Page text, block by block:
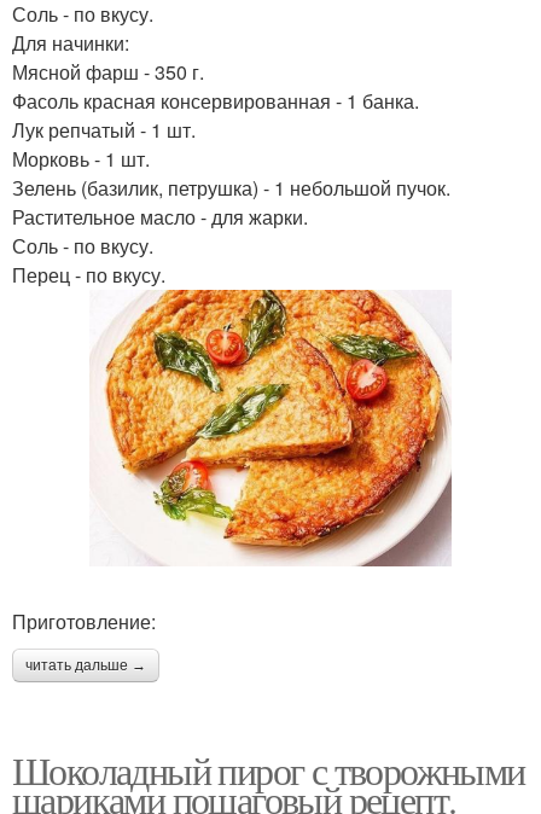
Соль - по вкусу.
Для начинки:
Мясной фарш - 350 г.
Фасоль красная консервированная - 1 банка.
Лук репчатый - 1 шт.
Морковь - 1 шт.
Зелень (базилик, петрушка) - 1 небольшой пучок.
Растительное масло - для жарки.
Соль - по вкусу.
Перец - по вкусу.
Приготовление:
читать дальше →
Шоколадный пирог с творожными
шариками пошаговый рецепт.